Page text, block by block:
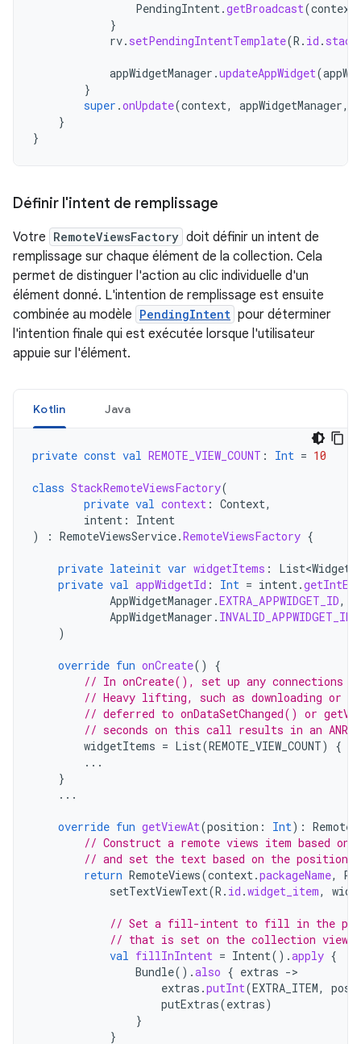
PendingIntent.getBroadcast(context
}
rv. setPendingIntentTemplate(R . id .
appWidgetManager .updateAppWidget(
}
super .onUpdate(context, appWidgetManager,
}
}
Définir l'intent de remplissage
Votre RemoteViewsFactory doit définir un intent de
remplissage sur chaque élément de la collection. Cela
permet de distinguer l'action au clic individuelle d'un
élément donné. L'intention de remplissage est ensuite
combinée au modèle PendingIntent pour déterminer
l'intention finale qui est exécutée lorsque l'utilisateur
appuie sur l'élément.
Kotlin Java
private const val REMOTE_VIEW_COUNT : Int = 10
class StackRemoteViewsFactory(
private val context : Context,
intent :
Intent
)
: RemoteViewsService.RemoteViewsFactory {
private lateinit var widgetItems :
private val appWidgetId : Int = intent.
AppWidgetManager .EXTRA_APPWIDGET_ID,
AppWidgetManager . INVALID_APPWIDGET_ID
)
override fun onCreate()
{
// In onCreate(), set up any connections
// Heavy lifting, such as downloading or
// deferred to onDataSetChanged() or
// seconds on this call results in an ANR.
widgetItems = List(REMOTE_VIEW_COUNT) {
...
}
...
override fun getViewAt(position : Int):
// Construct a remote views item based
// and set the text based on the position.
return RemoteViews(context.packageName, R
setTextViewText(R . id .widget_item,
// Set a fill-intent to fill in the
// that is set on the collection view in
val fillInIntent = Intent().apply {
Bundle().also { extras ->
extras .putInt(EXTRA_ITEM,
putExtras(extras)
}
}